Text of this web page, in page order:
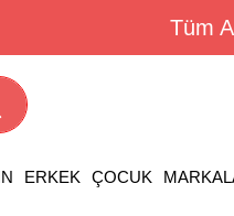
Tüm
ERKEK ÇOCUK